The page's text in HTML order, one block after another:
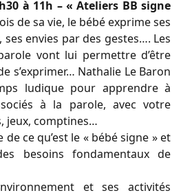
à 11h – « Ateliers BB signe
de sa vie, le bébé exprime ses
envies par des gestes…. Les
vont lui permettre d’être
s’exprimer… Nathalie Le Baron
ludique pour apprendre à
à la parole, avec votre
jeux, comptines…
ce qu’est le « bébé signe » et
besoins fondamentaux de
et ses activités